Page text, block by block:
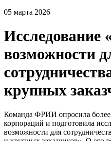
05 марта 2026
Исследование
возможности
крупных
Команда ФРИИ опросила более
корпораций и подготовила
возможности для